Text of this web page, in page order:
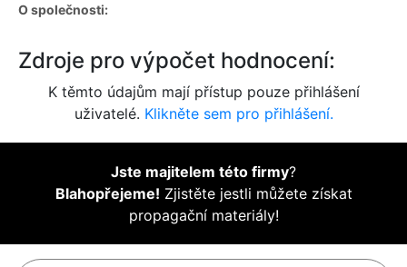
O společnosti:
Zdroje pro výpočet hodnocení:
K těmto údajům mají přístup pouze přihlášení
uživatelé. Klikněte sem pro přihlášení.
Jste majitelem této firmy?
Blahopřejeme! Zjistěte jestli můžete získat
propagační materiály!